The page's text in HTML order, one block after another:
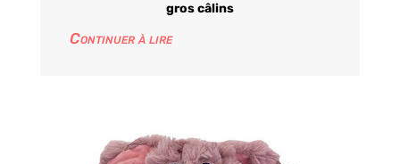
gros câlins
Continuer à lire